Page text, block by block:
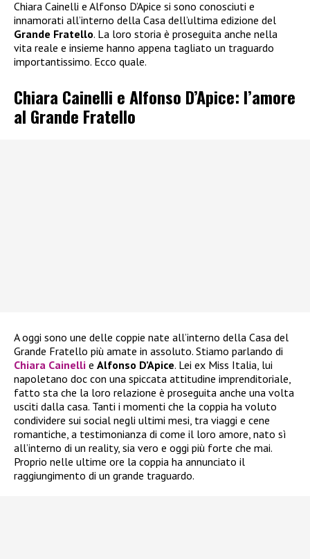
Chiara Cainelli e Alfonso D’Apice si sono conosciuti e
innamorati all’interno della Casa dell’ultima edizione del
Grande Fratello. La loro storia è proseguita anche nella
vita reale e insieme hanno appena tagliato un traguardo
importantissimo. Ecco quale.
Chiara Cainelli e Alfonso D’Apice: l’amore
al Grande Fratello
A oggi sono une delle coppie nate all’interno della Casa del
Grande Fratello più amate in assoluto. Stiamo parlando di
Chiara Cainelli e Alfonso D’Apice. Lei ex Miss Italia, lui
napoletano doc con una spiccata attitudine imprenditoriale,
fatto sta che la loro relazione è proseguita anche una volta
usciti dalla casa. Tanti i momenti che la coppia ha voluto
condividere sui social negli ultimi mesi, tra viaggi e cene
romantiche, a testimonianza di come il loro amore, nato sì
all’interno di un reality, sia vero e oggi più forte che mai.
Proprio nelle ultime ore la coppia ha annunciato il
raggiungimento di un grande traguardo.